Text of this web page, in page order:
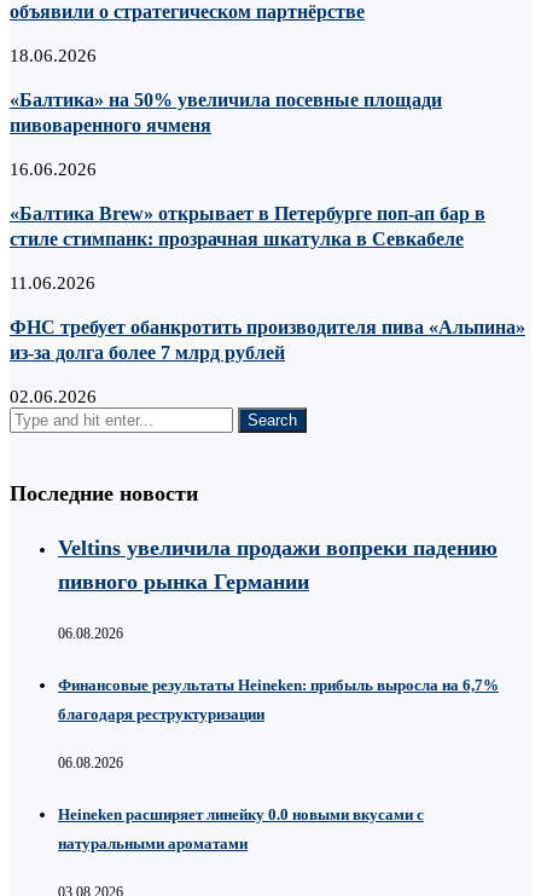
объявили о стратегическом партнёрстве
18.06.2026
«Балтика» на 50% увеличила посевные площади
пивоваренного ячменя
16.06.2026
«Балтика Brew» открывает в Петербурге поп-ап бар в
стиле стимпанк: прозрачная шкатулка в Севкабеле
11.06.2026
ФНС требует обанкротить производителя пива «Альпина»
из-за долга более 7 млрд рублей
02.06.2026
Последние новости
Veltins увеличила продажи вопреки падению
пивного рынка Германии
06.08.2026
Финансовые результаты Heineken: прибыль выросла на 6,7%
благодаря реструктуризации
06.08.2026
Heineken расширяет линейку 0.0 новыми вкусами с
натуральными ароматами
03.08.2026